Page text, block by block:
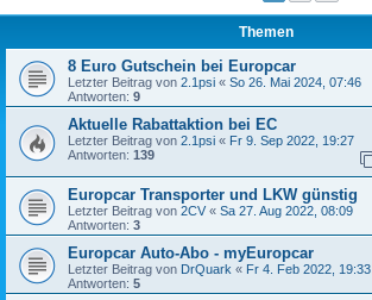
Themen
8 Euro Gutschein bei Europcar
Letzter Beitrag von 2.1psi « So 26. Mai 2024, 07:46
Antworten: 9
Aktuelle Rabattaktion bei EC
Letzter Beitrag von 2.1psi « Fr 9. Sep 2022, 19:27
Antworten: 139
Europcar Transporter und LKW günstig
Letzter Beitrag von 2CV « Sa 27. Aug 2022, 08:09
Antworten: 3
Europcar Auto-Abo - myEuropcar
Letzter Beitrag von DrQuark « Fr 4. Feb 2022, 19:33
Antworten: 5